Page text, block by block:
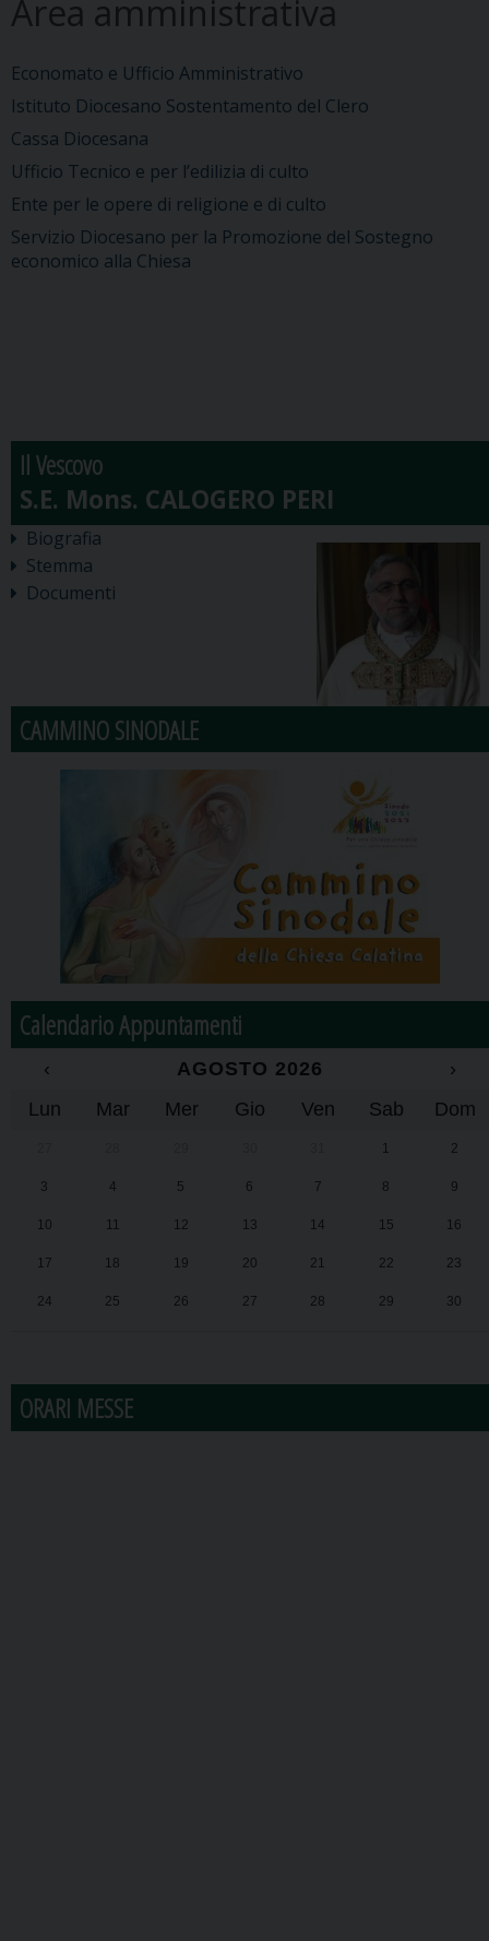
Area amministrativa
Economato e Ufficio Amministrativo
Istituto Diocesano Sostentamento del Clero
Cassa Diocesana
Ufficio Tecnico e per l’edilizia di culto
Ente per le opere di religione e di culto
Servizio Diocesano per la Promozione del Sostegno
economico alla Chiesa
Il Vescovo
Biografia
Stemma
Documenti
CAMMINO SINODALE
Calendario Appuntamenti
‹ AGOSTO 2026
›
Lun
Mar Mer Gio Ven Sab Dom
1 2
3 4 5 6 7 8 9
10 11 12 13 14 15 16
17 18 19 20 21 22 23
24 25 26 27 28 29 30
ORARI MESSE